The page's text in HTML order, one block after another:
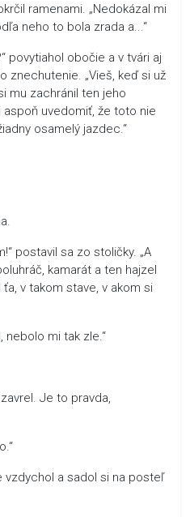
ramenami. „Nedokázal mi
neho to bola zrada a...“
povytiahol obočie a v tvári aj
znechutenie. „Vieš, keď si už
mu zachránil ten jeho
uvedomiť, že toto nie
osamelý jazdec.“
postavil sa zo stoličky. „A
kamarát a ten hajzel
v takom stave, v akom si
nebolo mi tak zle.“
Je to pravda,
vzdychol a sadol si na posteľ